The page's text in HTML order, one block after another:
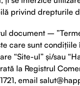
privind drepturile
document –
care sunt
“Site-ul” și/sau
la Registrul
email